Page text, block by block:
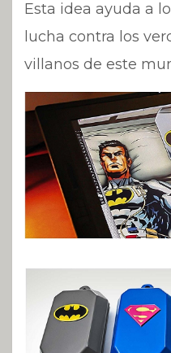
Esta idea ayuda a
lucha contra los
villanos de este